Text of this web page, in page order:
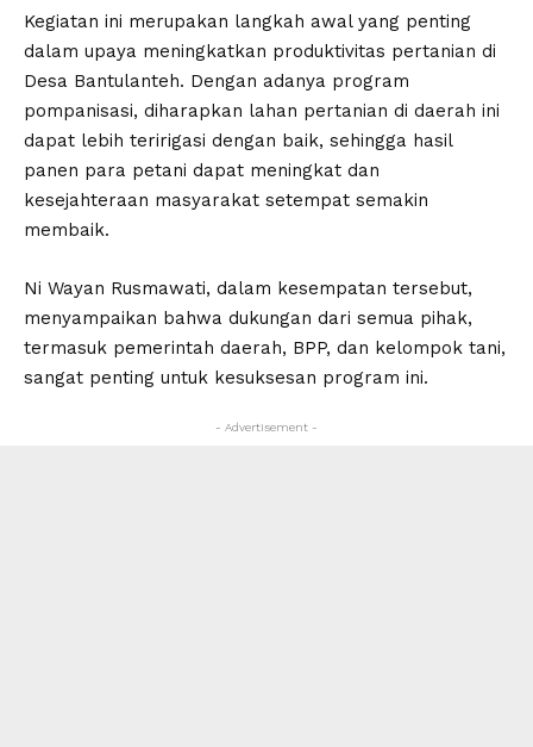
Kegiatan ini merupakan langkah awal yang penting
dalam upaya meningkatkan produktivitas pertanian di
Desa Bantulanteh. Dengan adanya program
pompanisasi, diharapkan lahan pertanian di daerah ini
dapat lebih teririgasi dengan baik, sehingga hasil
panen para petani dapat meningkat dan
kesejahteraan masyarakat setempat semakin
membaik.
Ni Wayan Rusmawati, dalam kesempatan tersebut,
menyampaikan bahwa dukungan dari semua pihak,
termasuk pemerintah daerah, BPP, dan kelompok tani,
sangat penting untuk kesuksesan program ini.
- Advertisement -